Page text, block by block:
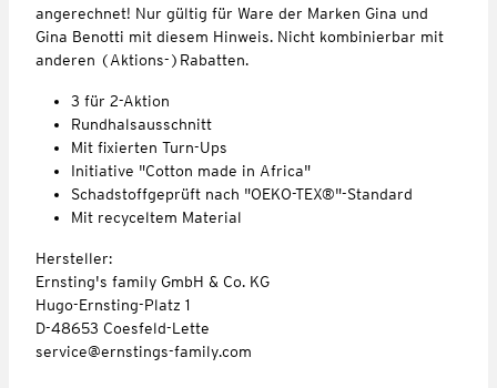
angerechnet! Nur gültig für Ware der Marken Gina und
Gina Benotti mit diesem Hinweis. Nicht kombinierbar mit
anderen (Aktions-)Rabatten.
3 für 2-Aktion
Rundhalsausschnitt
Mit fixierten Turn-Ups
Initiative "Cotton made in Africa"
Schadstoffgeprüft nach "OEKO-TEX®"-Standard
Mit recyceltem Material
Hersteller:
Ernsting's family GmbH & Co. KG
Hugo-Ernsting-Platz 1
D-48653 Coesfeld-Lette
service@ernstings-family.com